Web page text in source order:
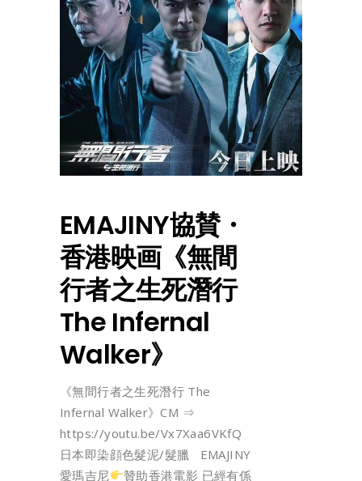
EMAJINY協賛・
香港映画《無間
行者之生死潛行
The Infernal
Walker》
《無間行者之生死潛行 The
Infernal Walker》CM ⇒
https://youtu.be/Vx7Xaa6VKfQ
日本即染顔色髮泥/髮臘 EMAJINY
愛瑪吉尼
贊助香港電影 已經有係